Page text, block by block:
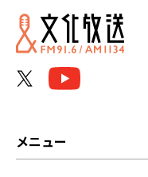
2026年05
メニュー